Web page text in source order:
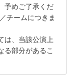
予めご了承くだ
チームにつきま
は、当該公演上
る部分があるこ